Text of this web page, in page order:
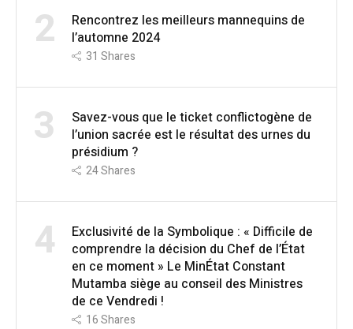
2
Rencontrez les meilleurs mannequins de
l’automne 2024
31 Shares
3
Savez-vous que le ticket conflictogène de
l’union sacrée est le résultat des urnes du
présidium ?
24Shares
4
Exclusivité de la Symbolique : « Difficile de
comprendre la décision du Chef de l’État
en ce moment » Le MinÉtat Constant
Mutamba siège au conseil des Ministres
de ce Vendredi !
16Shares